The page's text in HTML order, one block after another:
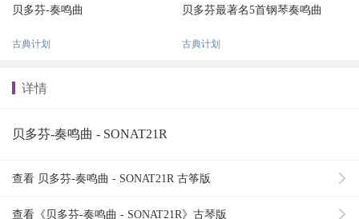
贝多芬-奏鸣曲
古典计划
贝多芬最著名5首钢琴奏鸣曲
古典计划
详情
贝多芬-奏鸣曲 - SONAT21R
查看 贝多芬-奏鸣曲 - SONAT21R 古筝版
查看《贝多芬-奏鸣曲 - SONAT21R》古琴版